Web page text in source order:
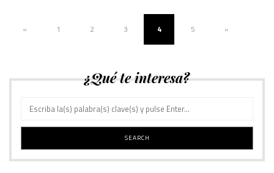
« 1 2 3 4 5 »
¿Qué te interesa?